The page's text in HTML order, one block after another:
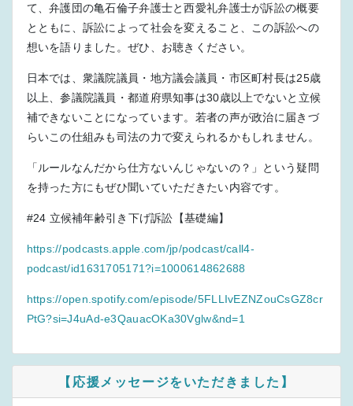
て、弁護団の亀石倫子弁護士と西愛礼弁護士が訴訟の概要
とともに、訴訟によって社会を変えること、この訴訟への
想いを語りました。ぜひ、お聴きください。
日本では、衆議院議員・地方議会議員・市区町村長は25歳
以上、参議院議員・都道府県知事は30歳以上でないと立候
補できないことになっています。若者の声が政治に届きづ
らいこの仕組みも司法の力で変えられるかもしれません。
「ルールなんだから仕方ないんじゃないの？」という疑問
を持った方にもぜひ聞いていただきたい内容です。
#24 立候補年齢引き下げ訴訟【基礎編】
https://podcasts.apple.com/jp/podcast/call4-
podcast/id1631705171?i=1000614862688
https://open.spotify.com/episode/5FLLIvEZNZouCsGZ8cr
PtG?si=J4uAd-e3QauacOKa30Vglw&nd=1
【応援メッセージをいただきました】